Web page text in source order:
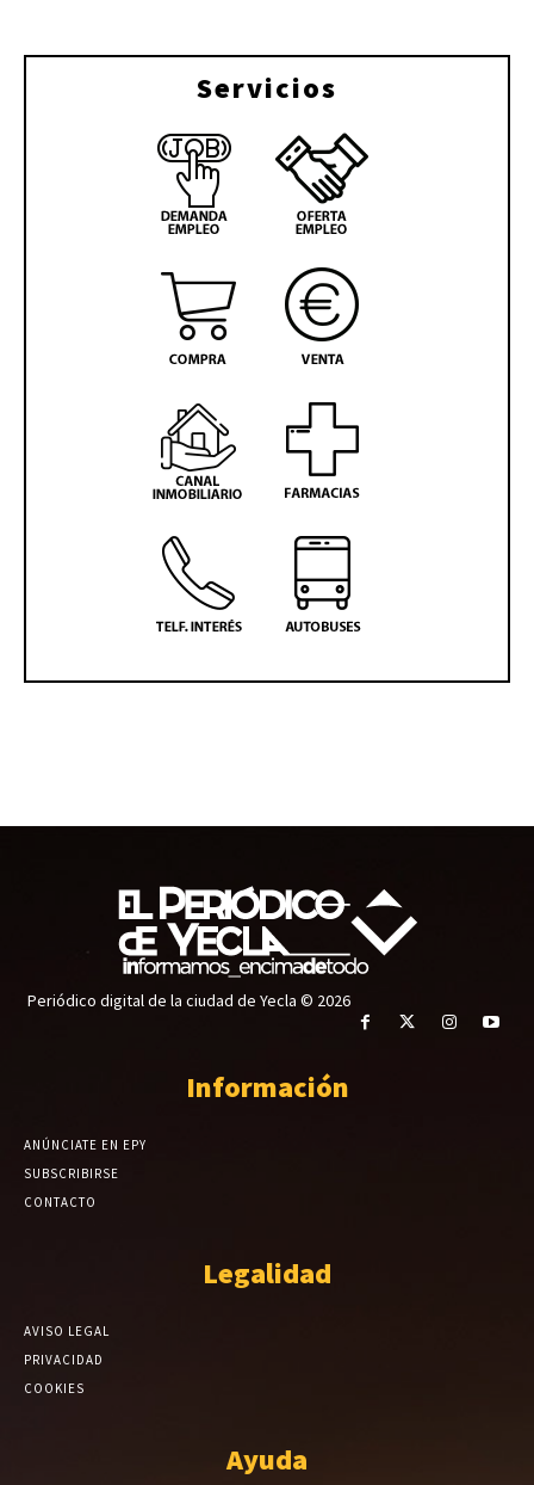
Servicios
Periódico digital de la ciudad de Yecla © 2026
Información
ANÚNCIATE EN EPY
SUBSCRIBIRSE
CONTACTO
Legalidad
AVISO LEGAL
PRIVACIDAD
COOKIES
Ayuda